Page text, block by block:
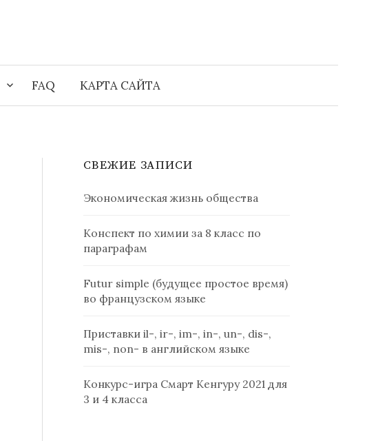
FAQ КАРТА САЙТА
Найти:
СВЕЖИЕ ЗАПИСИ
Экономическая жизнь общества
Конспект по химии за 8 класс по
параграфам
Futur simple (будущее простое время)
во французском языке
Приставки il-, ir-, im-, in-, un-, dis-,
mis-, non- в английском языке
Конкурс-игра Смарт Кенгуру 2021 для
3 и 4 класса